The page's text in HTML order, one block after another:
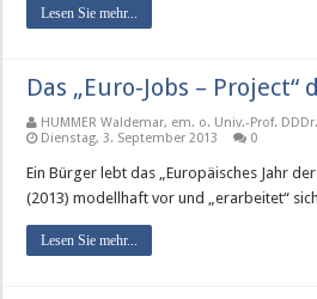
Lesen Sie mehr...
Das „Euro-Jobs – Project“
HUMMER Waldemar, em. o. Univ.-Prof. DDDr.
Dienstag, 3. September 2013
0
Ein Bürger lebt das „Europäisches Jahr
(2013) modellhaft vor und „erarbeitet“
Lesen Sie mehr...